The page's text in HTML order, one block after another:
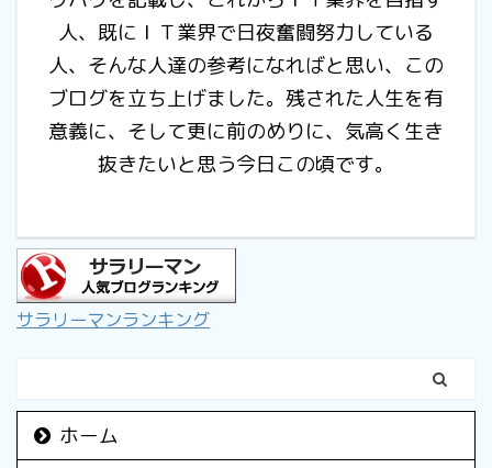
人、既にＩＴ業界で日夜奮闘努力している
人、そんな人達の参考になればと思い、この
ブログを立ち上げました。残された人生を有
意義に、そして更に前のめりに、気高く生き
抜きたいと思う今日この頃です。
サラリーマンランキング
ホーム